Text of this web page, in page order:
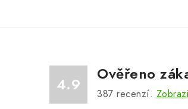
4.9
Ověřeno
387 recenzí.